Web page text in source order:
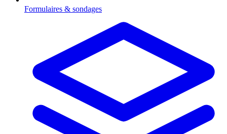
Formulaires & sondages